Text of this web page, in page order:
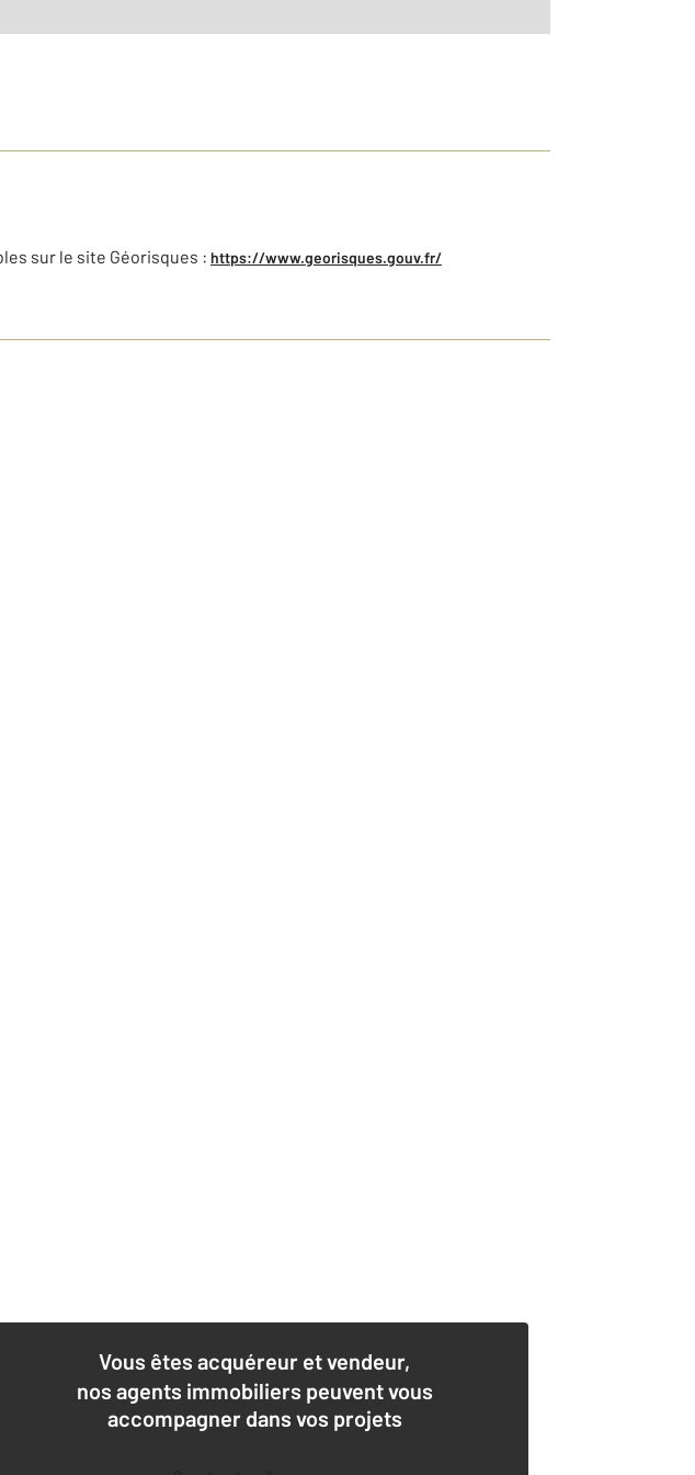
sur le site Géorisques : https://www.georisques.gouv.fr/
Vous êtes acquéreur et vendeur,
nos agents immobiliers peuvent vous
accompagner dans vos projets